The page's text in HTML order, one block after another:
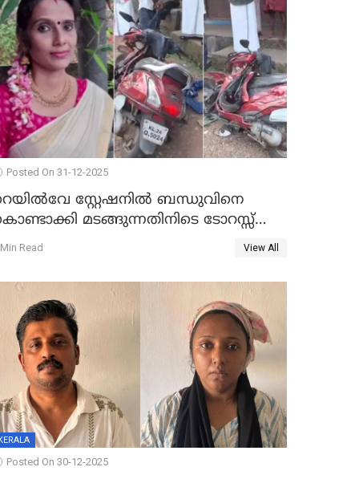
Posted On 31-12-2025
സ്റ്റേഷനിൽ ബന്ധുവിനെ
മടങ്ങുന്നതിനിടെ ടോറസ്സ്
സ്കൂട്ടറിൽ ഇടിച്ചു : യുവതിക്ക്
Read View All
Posted On 30-12-2025